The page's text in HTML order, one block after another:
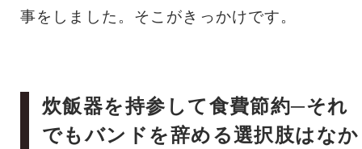
事をしました。そこがきっかけです。
炊飯器を持参して食費節約─それ
でもバンドを辞める選択肢はなか